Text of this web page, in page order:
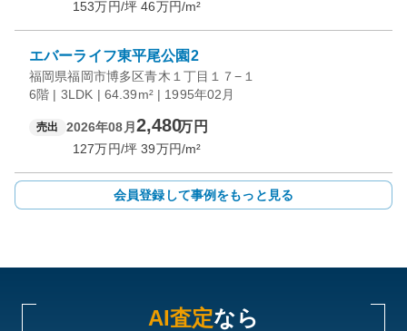
153万円/坪 46万円/m²
エバーライフ東平尾公園2
福岡県福岡市博多区青木１丁目１７−１
6階 | 3LDK | 64.39m² | 1995年02月
売出 2026年08月 2,480万円
127万円/坪 39万円/m²
会員登録して事例をもっと見る
AI査定なら